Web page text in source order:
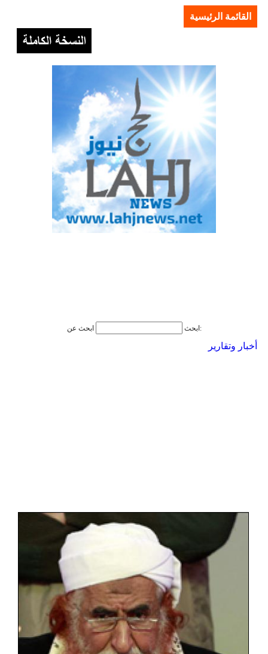
القائمة الرئيسية
ابحث ابحث عن:
أخبار وتقارير